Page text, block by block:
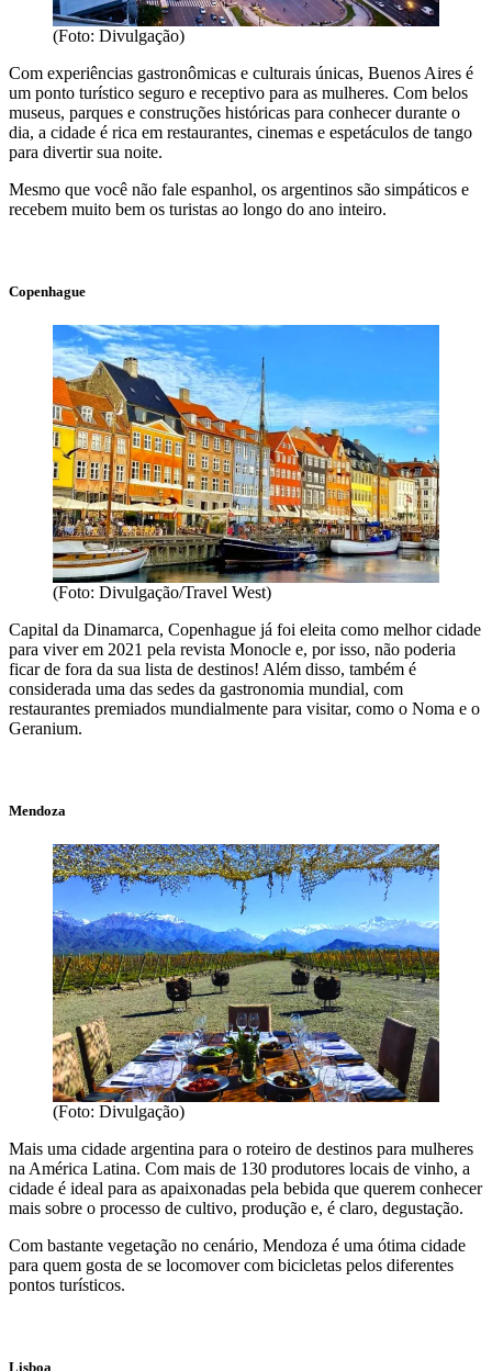
(Foto: Divulgação)
Com experiências gastronômicas e culturais únicas, Buenos Aires é
um ponto turístico seguro e receptivo para as mulheres. Com belos
museus, parques e construções históricas para conhecer durante o
dia, a cidade é rica em restaurantes, cinemas e espetáculos de tango
para divertir sua noite.
Mesmo que você não fale espanhol, os argentinos são simpáticos e
recebem muito bem os turistas ao longo do ano inteiro.
Copenhague
(Foto: Divulgação/Travel West)
Capital da Dinamarca, Copenhague já foi eleita como melhor cidade
para viver em 2021 ​​pela revista Monocle e, por isso, não poderia
ficar de fora da sua lista de destinos! Além disso, também é
considerada uma das sedes da gastronomia mundial, com
restaurantes premiados mundialmente para visitar, como o Noma e o
Geranium.
Mendoza
(Foto: Divulgação)
Mais uma cidade argentina para o roteiro de destinos para mulheres
na América Latina. Com mais de 130 produtores locais de vinho, a
cidade é ideal para as apaixonadas pela bebida que querem conhecer
mais sobre o processo de cultivo, produção e, é claro, degustação.
Com bastante vegetação no cenário, Mendoza é uma ótima cidade
para quem gosta de se locomover com bicicletas pelos diferentes
pontos turísticos.
Lisboa